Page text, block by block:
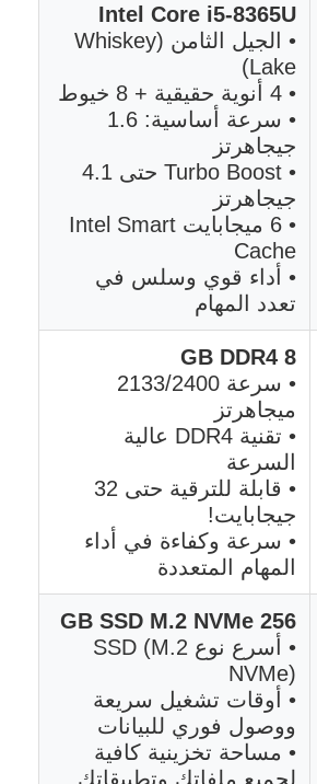
Intel Core i5-8365U
• الجيل الثامن (Whiskey
Lake)
• 4 أنوية حقيقية + 8 خيوط
• سرعة أساسية: 1.6
جيجاهرتز
• Turbo Boost حتى 4.1
جيجاهرتز
• 6 ميجابايت Intel Smart
Cache
• أداء قوي وسلس في
تعدد المهام
8 GB DDR4
• سرعة 2133/2400
ميجاهرتز
• تقنية DDR4 عالية
السرعة
• قابلة للترقية حتى 32
جيجابايت!
• سرعة وكفاءة في أداء
المهام المتعددة
256 GB SSD M.2 NVMe
• أسرع نوع SSD (M.2
NVMe)
• أوقات تشغيل سريعة
ووصول فوري للبيانات
• مساحة تخزينية كافية
لجميع ملفاتك وتطبيقاتك